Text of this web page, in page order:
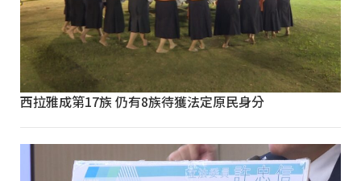
西拉雅成第17族 仍有8族待獲法定原民身分